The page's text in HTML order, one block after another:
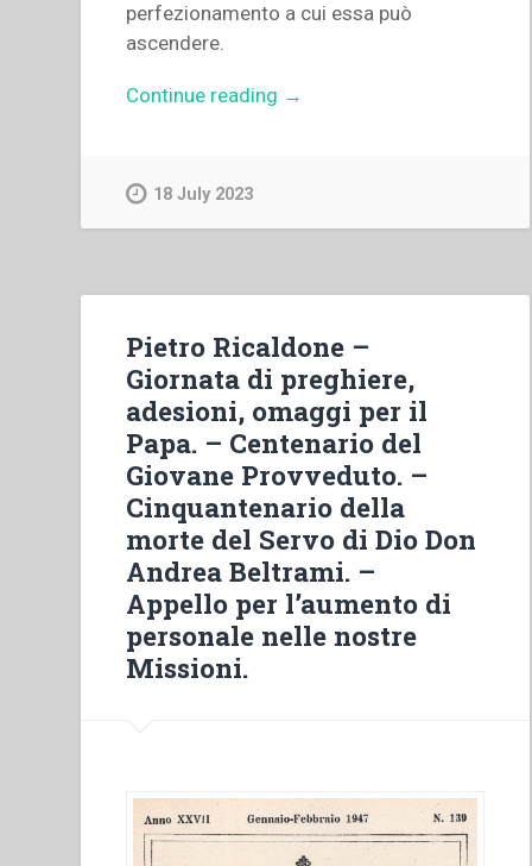
perfezionamento a cui essa può
ascendere.
Continue reading “Aldo
salesiana.
L’esperienza
di
don
Andrea
Beltrami
nella
testimonianza
del
suo
direttore
spirituale”
Nuova
serie-
→
18 July 2023
Pietro Ricaldone –
Giornata di preghiere,
adesioni, omaggi per il
Papa. – Centenario del
Giovane Provveduto. –
Cinquantenario della
morte del Servo di Dio Don
Andrea Beltrami. –
Appello per l’aumento di
personale nelle nostre
Missioni.